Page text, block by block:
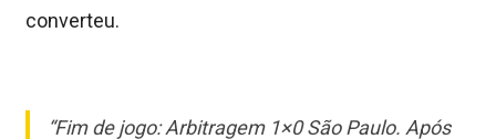
converteu.
“Fim de jogo: Arbitragem 1×0 São Paulo. Após